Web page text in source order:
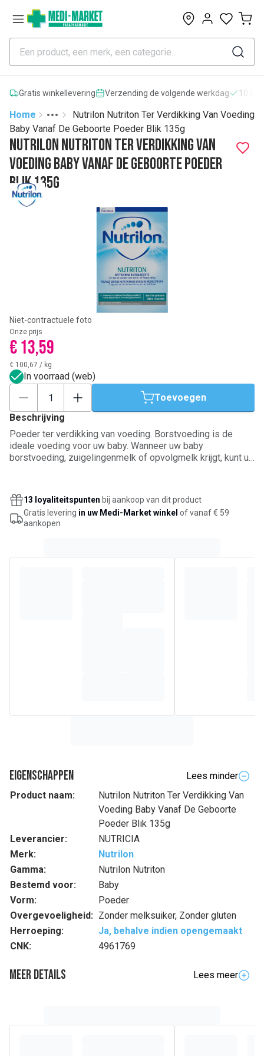
0
Gratis winkellevering Verzending de volgende werkdag
Home
More
Toggle menu
Nutrilon Nutriton Ter Verdikking Van Voeding
Baby Vanaf De Geboorte Poeder Blik 135g
Nutrilon Nutriton Ter Verdikking Van
Voeding Baby Vanaf De Geboorte Poeder
Blik 135g
Niet-contractuele foto
Onze prijs
€ 13,59
€ 100,67 / kg
In voorraad (web)
Toevoegen
Beschrijving
Poeder ter verdikking van voeding. Borstvoeding is de
ideale voeding voor uw baby. Wanneer uw baby
borstvoeding, zuigelingenmelk of opvolgmelk krijgt, kunt u
Nutrilon A.R. die reeds johannesbroodpitmeel bevat. U kunt
ook Nutriton gebruiken om andere vloeistoffen in te dikken.
Gebruik dit product enkel onder medisch toezicht.
13 loyaliteitspunten bij aankoop van dit product
Gratis levering in uw Medi-Market winkel of vanaf € 59
aankopen
Eigenschappen
Lees minder
Product naam:
Nutrilon Nutriton Ter Verdikking Van
Voeding Baby Vanaf De Geboorte
Poeder Blik 135g
Leverancier:
NUTRICIA
Merk:
Nutrilon
Gamma:
Nutrilon Nutriton
Bestemd voor:
Baby
Vorm:
Poeder
Overgevoeligheid: Zonder melksuiker, Zonder gluten
Herroeping:
Ja, behalve indien opengemaakt
CNK:
4961769
Meer details
Lees meer
geavanceerde Nutrilon®-formules en bieden je zo het